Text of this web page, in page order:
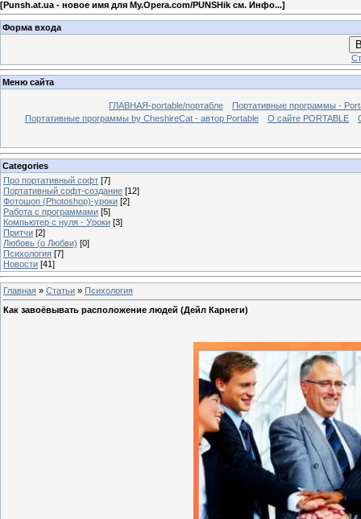
[Punsh.at.ua - новое имя для My.Opera.com/PUNSHik см. Инфо...]
Форма входа
Меню сайта
ГЛАВНАЯ-portable/портабле
Портативные программы -
Портативные программы by CheshireCat - автор Portable
О сайте PORTABLE
Categories
Про портативный софт [7]
Портативный софт-создание [12]
Фотошоп (Photoshop)-уроки [2]
Работа с программами [5]
Компьютер с нуля - Уроки [3]
Притчи [2]
Любовь (о Любви) [0]
Психология [7]
Новости [41]
Главная » Статьи » Психология
Как завоёвывать расположение людей (Дейл Карнеги)